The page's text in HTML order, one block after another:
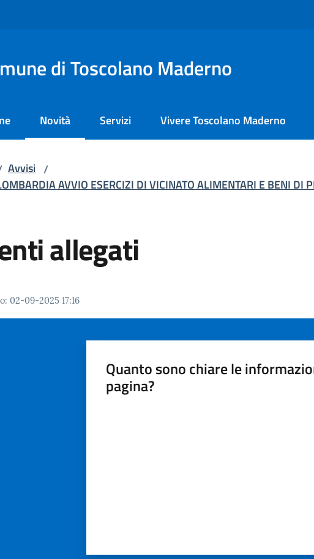
di Toscolano Maderno
Novità
Menu selezionato
Servizi Vivere Toscolano Maderno
Avvisi /
AVVIO ESERCIZI DI VICINATO ALIMENTARI E BENI DI
allegati
: 02-09-2025 17:16
Quanto sono chiare le
pagina?